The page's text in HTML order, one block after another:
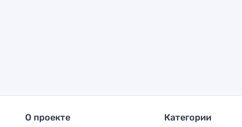
О проекте Категории